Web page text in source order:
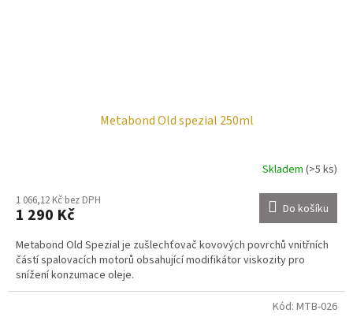
Metabond Old spezial 250ml
Skladem (>5 ks)
1 066,12 Kč bez DPH
1 290 Kč Do košíku
Metabond Old Spezial je zušlechťovač kovových povrchů vnitřních
částí spalovacích motorů obsahující modifikátor viskozity pro
snížení konzumace oleje.
Kód: MTB-026